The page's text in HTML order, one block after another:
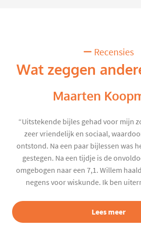
Recensies
Wat zeggen
Maarten
“Uitstekende bijles gehad voor mijn
zeer vriendelijk en sociaal,
ontstond. Na een paar bijlessen was
gestegen. Na een tijdje is de
omgebogen naar een 7,1. Willem
negens voor wiskunde. Ik ben
Lees meer